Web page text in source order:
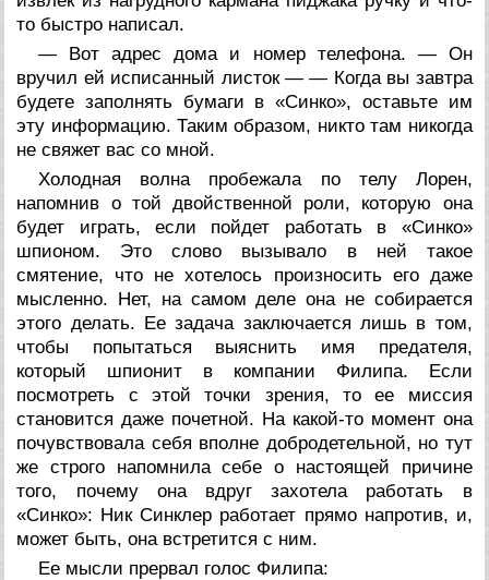
то быстро написал.
— Вот адрес дома и номер телефона. — Он
вручил ей исписанный листок — — Когда вы завтра
будете заполнять бумаги в «Синко», оставьте им
эту информацию. Таким образом, никто там никогда
не свяжет вас со мной.
Холодная волна пробежала по телу Лорен,
напомнив о той двойственной роли, которую она
будет играть, если пойдет работать в «Синко»
шпионом. Это слово вызывало в ней такое
смятение, что не хотелось произносить его даже
мысленно. Нет, на самом деле она не собирается
этого делать. Ее задача заключается лишь в том,
чтобы попытаться выяснить имя предателя,
который шпионит в компании Филипа. Если
посмотреть с этой точки зрения, то ее миссия
становится даже почетной. На какой-то момент она
почувствовала себя вполне добродетельной, но тут
же строго напомнила себе о настоящей причине
того, почему она вдруг захотела работать в
«Синко»: Ник Синклер работает прямо напротив, и,
может быть, она встретится с ним.
Ее мысли прервал голос Филипа: